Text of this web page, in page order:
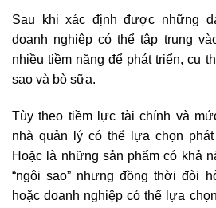
Sau khi xác định được những
doanh nghiệp có thể tập trung
nhiều tiềm năng để phát triển, cụ
sao và bò sữa.
Tùy theo tiềm lực tài chính và
nhà quản lý có thể lựa chọn
Hoặc là những sản phẩm có khả
“ngôi sao” nhưng đồng thời đòi
hoặc doanh nghiệp có thể lựa